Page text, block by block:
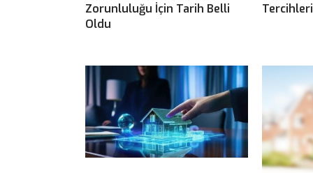
Zorunluluğu İçin Tarih Belli
Oldu